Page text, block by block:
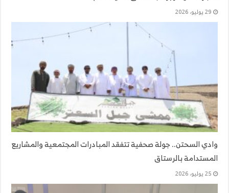
29 يوليو، 2026
وادي السحتن.. جولة صحفية تتفقد المبادرات المجتمعية والمشاريع
المستدامة بالرستاق
25 يوليو، 2026